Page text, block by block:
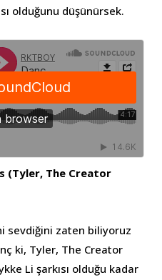
olduğunu düşünürsek.
(Tyler, The Creator
sevdiğini zaten biliyoruz
ki, Tyler, The Creator
Li şarkısı olduğu kadar